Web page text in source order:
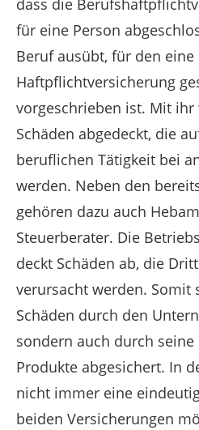
dass die
für eine Person
Beruf ausübt, für den eine
Haftpflichtversicherung
vorgeschrieben ist. Mit
Schäden abgedeckt, die
beruflichen Tätigkeit bei
werden. Neben den
gehören dazu auch
Steuerberater. Die
deckt Schäden ab, die
verursacht werden. Somit
Schäden durch den
sondern auch durch
Produkte abgesichert. In
nicht immer eine
beiden Versicherungen